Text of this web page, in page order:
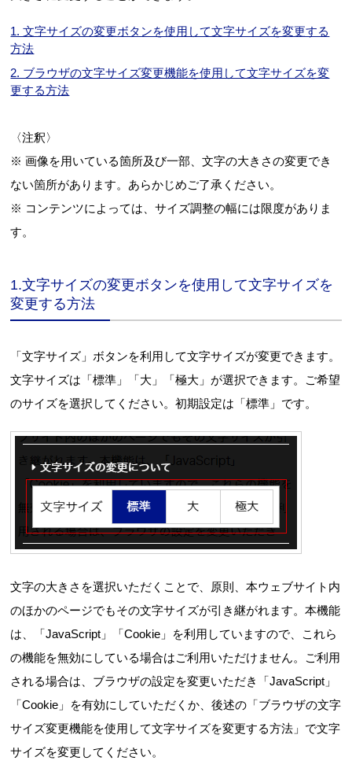
1. 文字サイズの変更ボタンを使用して文字サイズを変更する
方法
2. ブラウザの文字サイズ変更機能を使用して文字サイズを変
更する方法
〈注釈〉
※ 画像を用いている箇所及び一部、文字の大きさの変更でき
ない箇所があります。あらかじめご了承ください。
※ コンテンツによっては、サイズ調整の幅には限度がありま
す。
1.文字サイズの変更ボタンを使用して文字サイズを
変更する方法
「文字サイズ」ボタンを利用して文字サイズが変更できます。
文字サイズは「標準」「大」「極大」が選択できます。ご希望
のサイズを選択してください。初期設定は「標準」です。
文字の大きさを選択いただくことで、原則、本ウェブサイト内
のほかのページでもその文字サイズが引き継がれます。本機能
は、「JavaScript」「Cookie」を利用していますので、これら
の機能を無効にしている場合はご利用いただけません。ご利用
される場合は、ブラウザの設定を変更いただき「JavaScript」
「Cookie」を有効にしていただくか、後述の「ブラウザの文字
サイズ変更機能を使用して文字サイズを変更する方法」で文字
サイズを変更してください。